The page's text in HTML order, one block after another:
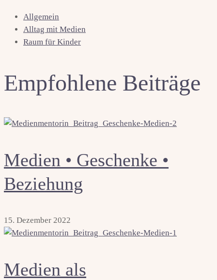
Allgemein
Alltag mit Medien
Raum für Kinder
Empfohlene Beiträge
Medien • Geschenke •
Beziehung
15. Dezember 2022
Medien als